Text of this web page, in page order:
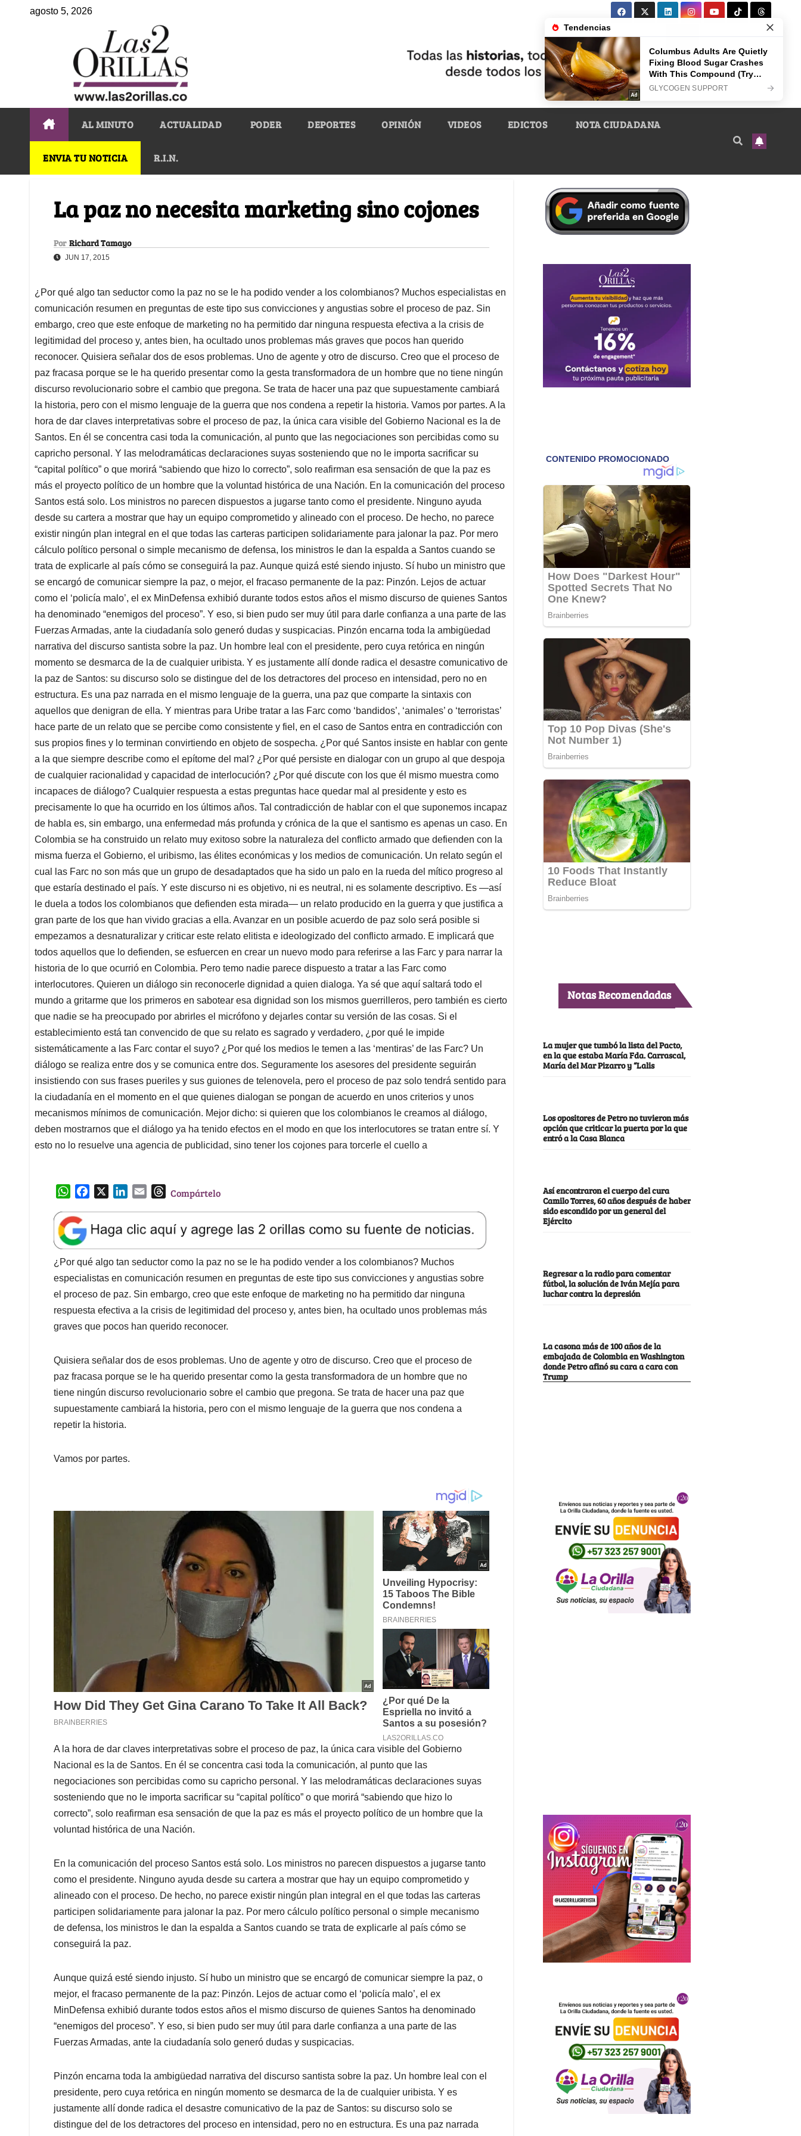
agosto 5, 2026
AL MINUTO ACTUALIDAD PODER DEPORTES OPINIÓN VIDEOS EDICTOS NOTA CIUDADANA
ENVIA TU NOTICIA R.I.N.
La paz no necesita marketing sino cojones
Por Richard Tamayo
JUN 17, 2015
¿Por qué algo tan seductor como la paz no se le ha podido vender a los colombianos? Muchos especialistas en
comunicación resumen en preguntas de este tipo sus convicciones y angustias sobre el proceso de paz. Sin
embargo, creo que este enfoque de marketing no ha permitido dar ninguna respuesta efectiva a la crisis de
legitimidad del proceso y, antes bien, ha ocultado unos problemas más graves que pocos han querido
reconocer. Quisiera señalar dos de esos problemas. Uno de agente y otro de discurso. Creo que el proceso de
paz fracasa porque se le ha querido presentar como la gesta transformadora de un hombre que no tiene ningún
discurso revolucionario sobre el cambio que pregona. Se trata de hacer una paz que supuestamente cambiará
la historia, pero con el mismo lenguaje de la guerra que nos condena a repetir la historia. Vamos por partes. A la
hora de dar claves interpretativas sobre el proceso de paz, la única cara visible del Gobierno Nacional es la de
Santos. En él se concentra casi toda la comunicación, al punto que las negociaciones son percibidas como su
capricho personal. Y las melodramáticas declaraciones suyas sosteniendo que no le importa sacrificar su
“capital político” o que morirá “sabiendo que hizo lo correcto”, solo reafirman esa sensación de que la paz es
más el proyecto político de un hombre que la voluntad histórica de una Nación. En la comunicación del proceso
Santos está solo. Los ministros no parecen dispuestos a jugarse tanto como el presidente. Ninguno ayuda
desde su cartera a mostrar que hay un equipo comprometido y alineado con el proceso. De hecho, no parece
existir ningún plan integral en el que todas las carteras participen solidariamente para jalonar la paz. Por mero
cálculo político personal o simple mecanismo de defensa, los ministros le dan la espalda a Santos cuando se
trata de explicarle al país cómo se conseguirá la paz. Aunque quizá esté siendo injusto. Sí hubo un ministro que
se encargó de comunicar siempre la paz, o mejor, el fracaso permanente de la paz: Pinzón. Lejos de actuar
como el ‘policía malo’, el ex MinDefensa exhibió durante todos estos años el mismo discurso de quienes Santos
ha denominado “enemigos del proceso”. Y eso, si bien pudo ser muy útil para darle confianza a una parte de las
Fuerzas Armadas, ante la ciudadanía solo generó dudas y suspicacias. Pinzón encarna toda la ambigüedad
narrativa del discurso santista sobre la paz. Un hombre leal con el presidente, pero cuya retórica en ningún
momento se desmarca de la de cualquier uribista. Y es justamente allí donde radica el desastre comunicativo de
la paz de Santos: su discurso solo se distingue del de los detractores del proceso en intensidad, pero no en
estructura. Es una paz narrada en el mismo lenguaje de la guerra, una paz que comparte la sintaxis con
aquellos que denigran de ella. Y mientras para Uribe tratar a las Farc como ‘bandidos’, ‘animales’ o ‘terroristas’
hace parte de un relato que se percibe como consistente y fiel, en el caso de Santos entra en contradicción con
sus propios fines y lo terminan convirtiendo en objeto de sospecha. ¿Por qué Santos insiste en hablar con gente
a la que siempre describe como el epítome del mal? ¿Por qué persiste en dialogar con un grupo al que despoja
de cualquier racionalidad y capacidad de interlocución? ¿Por qué discute con los que él mismo muestra como
incapaces de diálogo? Cualquier respuesta a estas preguntas hace quedar mal al presidente y esto es
precisamente lo que ha ocurrido en los últimos años. Tal contradicción de hablar con el que suponemos incapaz
de habla es, sin embargo, una enfermedad más profunda y crónica de la que el santismo es apenas un caso. En
Colombia se ha construido un relato muy exitoso sobre la naturaleza del conflicto armado que defienden con la
misma fuerza el Gobierno, el uribismo, las élites económicas y los medios de comunicación. Un relato según el
cual las Farc no son más que un grupo de desadaptados que ha sido un palo en la rueda del mítico progreso al
que estaría destinado el país. Y este discurso ni es objetivo, ni es neutral, ni es solamente descriptivo. Es —así
le duela a todos los colombianos que defienden esta mirada— un relato producido en la guerra y que justifica a
gran parte de los que han vivido gracias a ella. Avanzar en un posible acuerdo de paz solo será posible si
empezamos a desnaturalizar y criticar este relato elitista e ideologizado del conflicto armado. E implicará que
todos aquellos que lo defienden, se esfuercen en crear un nuevo modo para referirse a las Farc y para narrar la
historia de lo que ocurrió en Colombia. Pero temo nadie parece dispuesto a tratar a las Farc como
interlocutores. Quieren un diálogo sin reconocerle dignidad a quien dialoga. Ya sé que aquí saltará todo el
mundo a gritarme que los primeros en sabotear esa dignidad son los mismos guerrilleros, pero también es cierto
que nadie se ha preocupado por abrirles el micrófono y dejarles contar su versión de las cosas. Si el
establecimiento está tan convencido de que su relato es sagrado y verdadero, ¿por qué le impide
sistemáticamente a las Farc contar el suyo? ¿Por qué los medios le temen a las ‘mentiras’ de las Farc? Un
diálogo se realiza entre dos y se comunica entre dos. Seguramente los asesores del presidente seguirán
insistiendo con sus frases pueriles y sus guiones de telenovela, pero el proceso de paz solo tendrá sentido para
la ciudadanía en el momento en el que quienes dialogan se pongan de acuerdo en unos criterios y unos
mecanismos mínimos de comunicación. Mejor dicho: si quieren que los colombianos le creamos al diálogo,
deben mostrarnos que el diálogo ya ha tenido efectos en el modo en que los interlocutores se tratan entre sí. Y
esto no lo resuelve una agencia de publicidad, sino tener los cojones para torcerle el cuello a
W
a
t
s
A
p
p
e
b
o
o
k
k
e
d
I
n
l
T
e
a
d
s
Compártelo
¿Por qué algo tan seductor como la paz no se le ha podido vender a los colombianos? Muchos
especialistas en comunicación resumen en preguntas de este tipo sus convicciones y angustias sobre
el proceso de paz. Sin embargo, creo que este enfoque de marketing no ha permitido dar ninguna
respuesta efectiva a la crisis de legitimidad del proceso y, antes bien, ha ocultado unos problemas más
graves que pocos han querido reconocer.
Quisiera señalar dos de esos problemas. Uno de agente y otro de discurso. Creo que el proceso de
paz fracasa porque se le ha querido presentar como la gesta transformadora de un hombre que no
tiene ningún discurso revolucionario sobre el cambio que pregona. Se trata de hacer una paz que
supuestamente cambiará la historia, pero con el mismo lenguaje de la guerra que nos condena a
repetir la historia.
Vamos por partes.
A la hora de dar claves interpretativas sobre el proceso de paz, la única cara visible del Gobierno
Nacional es la de Santos. En él se concentra casi toda la comunicación, al punto que las
negociaciones son percibidas como su capricho personal. Y las melodramáticas declaraciones suyas
sosteniendo que no le importa sacrificar su “capital político” o que morirá “sabiendo que hizo lo
correcto”, solo reafirman esa sensación de que la paz es más el proyecto político de un hombre que la
voluntad histórica de una Nación.
En la comunicación del proceso Santos está solo. Los ministros no parecen dispuestos a jugarse tanto
como el presidente. Ninguno ayuda desde su cartera a mostrar que hay un equipo comprometido y
alineado con el proceso. De hecho, no parece existir ningún plan integral en el que todas las carteras
participen solidariamente para jalonar la paz. Por mero cálculo político personal o simple mecanismo
de defensa, los ministros le dan la espalda a Santos cuando se trata de explicarle al país cómo se
conseguirá la paz.
Aunque quizá esté siendo injusto. Sí hubo un ministro que se encargó de comunicar siempre la paz, o
mejor, el fracaso permanente de la paz: Pinzón. Lejos de actuar como el ‘policía malo’, el ex
MinDefensa exhibió durante todos estos años el mismo discurso de quienes Santos ha denominado
“enemigos del proceso”. Y eso, si bien pudo ser muy útil para darle confianza a una parte de las
Fuerzas Armadas, ante la ciudadanía solo generó dudas y suspicacias.
Pinzón encarna toda la ambigüedad narrativa del discurso santista sobre la paz. Un hombre leal con el
presidente, pero cuya retórica en ningún momento se desmarca de la de cualquier uribista. Y es
justamente allí donde radica el desastre comunicativo de la paz de Santos: su discurso solo se
distingue del de los detractores del proceso en intensidad, pero no en estructura. Es una paz narrada
Notas Recomendadas
La mujer que tumbó la lista del Pacto,
en la que estaba María Fda. Carrascal,
María del Mar Pizarro y “Lalis
Los opositores de Petro no tuvieron más
opción que criticar la puerta por la que
entró a la Casa Blanca
Así encontraron el cuerpo del cura
Camilo Torres, 60 años después de haber
sido escondido por un general del
Ejército
Regresar a la radio para comentar
fútbol, la solución de Iván Mejía para
luchar contra la depresión
La casona más de 100 años de la
embajada de Colombia en Washington
donde Petro afinó su cara a cara con
Trump